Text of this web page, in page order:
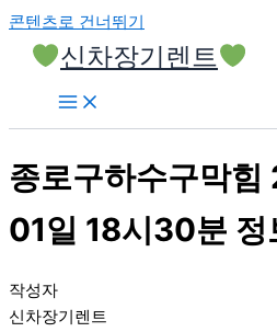
콘텐츠로 건너뛰기
신차장기렌트
종로구하수구막
01일 18시30분 정
작성자
신차장기렌트